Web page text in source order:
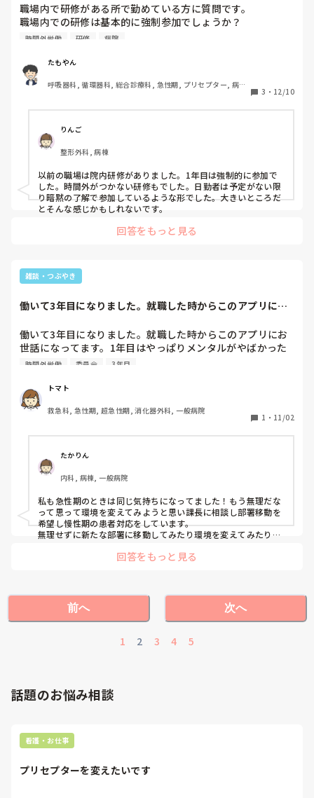
職場内で研修がある所で勤めている方に質問です。
職場内での研修は基本的に強制参加でしょうか？
もちろん、知識技術の向上のためには必要かと思いますが、
くあります💦
みなさんは時間外でも積極的に研修に参加されるのですか？
時間外労働 研修 病院
たもやん
呼吸器科, 循環器科, 総合診療科, 急性期, プリセプター, 病棟,
3 ・ 12/10
りんご
整形外科, 病棟
以前の職場は院内研修がありました。1年目は強制的に参加で
した。時間外がつかない研修もでした。日勤者は予定がない限
り暗黙の了解で参加しているような形でした。大きいところだ
とそんな感じかもしれないです。
回答をもっと見る
雑談・つぶやき
働いて3年目になりました。就職した時からこのアプリにお
働いて3年目になりました。就職した時からこのアプリにお
世話になってます。1年目はやっぱりメンタルがやばかった
なと久々にみて思いました。3年目は仕事に慣れてきました
いです。時間外業務も多いし本当に今のまま働いていてもい
いのかな…忙しすぎて自分のしたい看護ができない。
時間外労働 委員会 3年目
トマト
救急科, 急性期, 超急性期, 消化器外科, 一般病院
1 ・ 11/02
たかりん
内科, 病棟, 一般病院
私も急性期のときは同じ気持ちになってました！もう無理だな
って思って環境を変えてみようと思い課長に相談し部署移動を
希望し慢性期の患者対応をしています。
無理せずに新たな部署に移動してみたり環境を変えてみたりす
回答をもっと見る
前へ
1 2 3 4 5
次へ
話題のお悩み相談
看護・お仕事
プリセプターを変えたいです